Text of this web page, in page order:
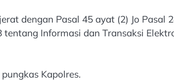
dengan Pasal 45 ayat (2) Jo Pasal
Informasi dan Transaksi
Kapolres.